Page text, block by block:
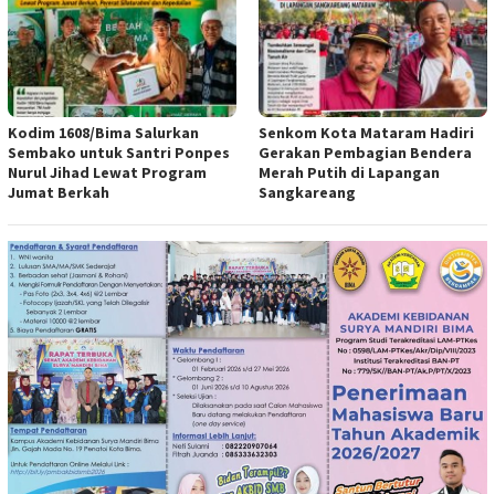
Kodim 1608/Bima Salurkan
Sembako untuk Santri Ponpes
Nurul Jihad Lewat Program
Jumat Berkah
Senkom Kota Mataram Hadiri
Gerakan Pembagian Bendera
Merah Putih di Lapangan
Sangkareang